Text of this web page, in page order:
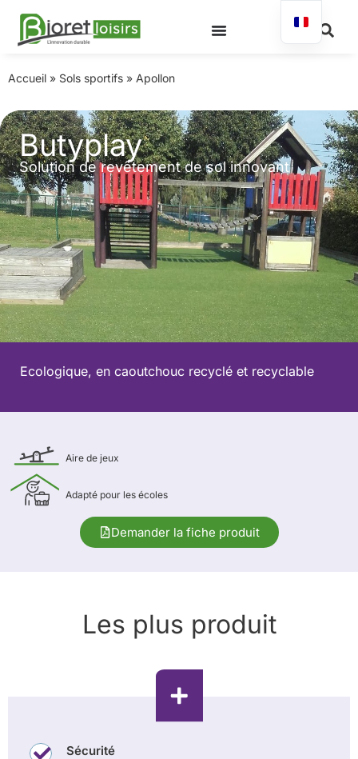
Accueil » Sols sportifs » Apollon
Butyplay
Solution de revêtement de sol innovant
Ecologique, en caoutchouc recyclé et recyclable
Aire de jeux
Adapté pour les écoles
Demander la fiche produit
Les plus produit
Sécurité